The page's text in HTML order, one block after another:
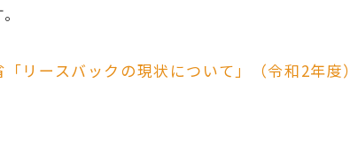
リースバックの現状について」（令和2年度）